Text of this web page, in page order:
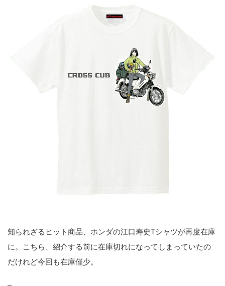
知られざるヒット商品、ホンダの江口寿史Tシャツが再度在庫
に。こちら、紹介する前に在庫切れになってしまっていたの
だけれど今回も在庫僅少。